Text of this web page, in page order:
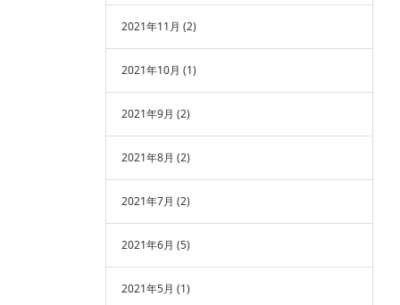
2021年11月 (2)
2021年10月 (1)
2021年9月 (2)
2021年8月 (2)
2021年7月 (2)
2021年6月 (5)
2021年5月 (1)